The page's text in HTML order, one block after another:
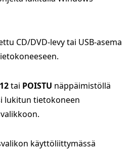
CD/DVD-levy tai USB-asema
tai POISTU näppäimistöllä
lukitun tietokoneen
käyttöliittymässä